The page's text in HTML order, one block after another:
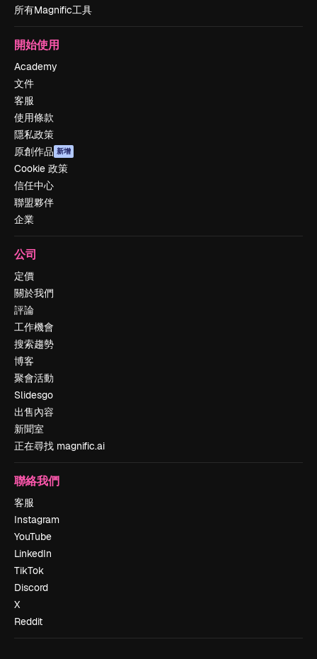
所有Magnific工具
開始使用
Academy
文件
客服
使用條款
隱私政策
原創作品 新增
Cookie 政策
信任中心
聯盟夥伴
企業
公司
定價
關於我們
評論
工作機會
搜索趨勢
博客
聚會活動
Slidesgo
出售內容
新聞室
正在尋找 magnific.ai
聯絡我們
客服
Instagram
YouTube
LinkedIn
TikTok
Discord
X
Reddit